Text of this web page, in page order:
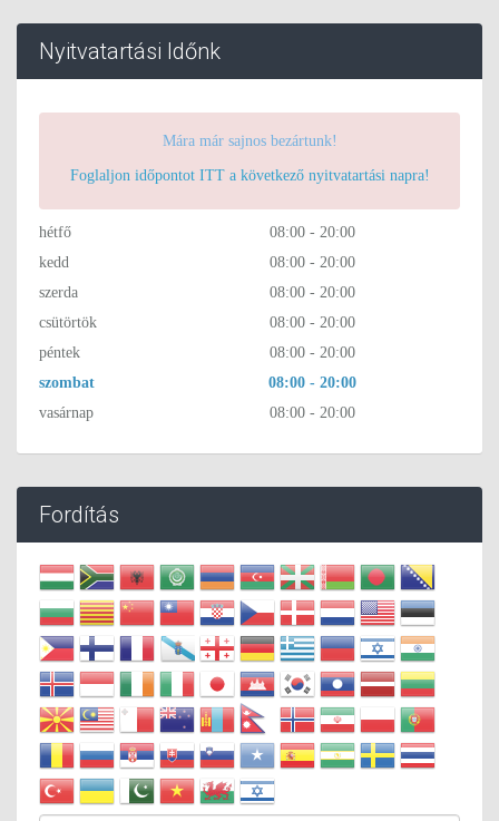
Nyitvatartási Időnk
Mára már sajnos bezártunk!
Foglaljon időpontot ITT a következő nyitvatartási napra!
hétfő
08:00 - 20:00
kedd
08:00 - 20:00
szerda
08:00 - 20:00
csütörtök
08:00 - 20:00
péntek
08:00 - 20:00
szombat
08:00 - 20:00
vasárnap
08:00 - 20:00
Fordítás